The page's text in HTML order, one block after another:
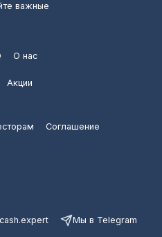
важные
О нас
Акции
Соглашение
Мы в Telegram